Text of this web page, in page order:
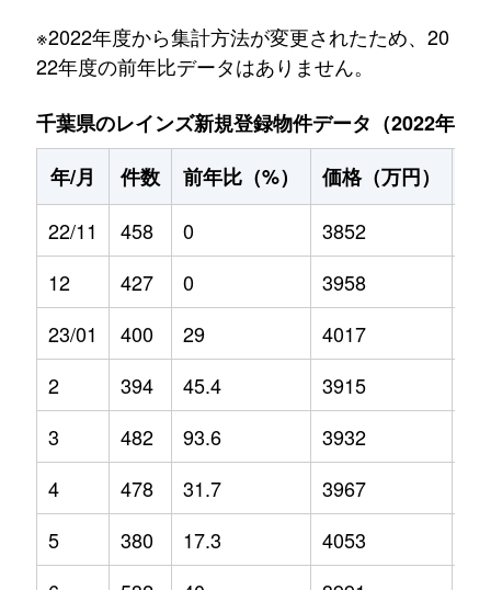
※2022年度から集計方法が変更されたため、20
22年度の前年比データはありません。
千葉県のレインズ新規登録物件データ（2022年11
年/月
件数 前年比（%） 価格（万円）
22/11
458 0 3852
12
427 0 3958
23/01
400 29 4017
2
394 45.4 3915
3
482 93.6 3932
4
478 31.7 3967
5
380 17.3 4053